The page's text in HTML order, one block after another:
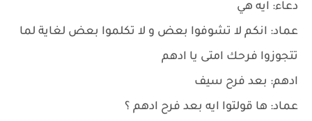
دعاء: ايه هي
عماد: انكم لا تشوفوا بعض و لا تكلموا بعض لغاية لما
تتجوزوا فرحك امتى يا ادهم
ادهم: بعد فرح سيف
عماد: ها قولتوا ايه بعد فرح ادهم ؟